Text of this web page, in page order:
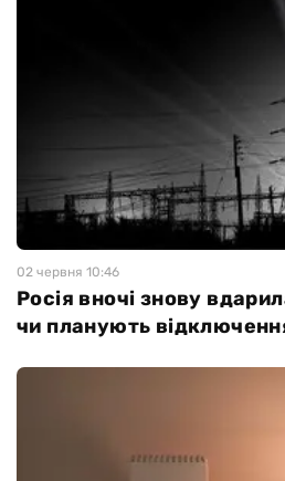
02 червня 10:46
Росія вночі знову
чи планують